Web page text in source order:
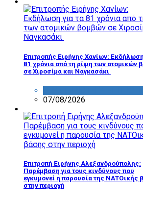
Επιτροπής Ειρήνης Χανίων: Εκδήλωση
81 χρόνια από τη ρίψη των ατομικών
σε Χιροσίμα και Ναγκασάκι
07/08/2026
Επιτροπή Ειρήνης Αλεξανδρούπολης:
Παρέμβαση για τους κινδύνους που
εγκυμονεί η παρουσία της ΝΑΤΟικής
στην περιοχή